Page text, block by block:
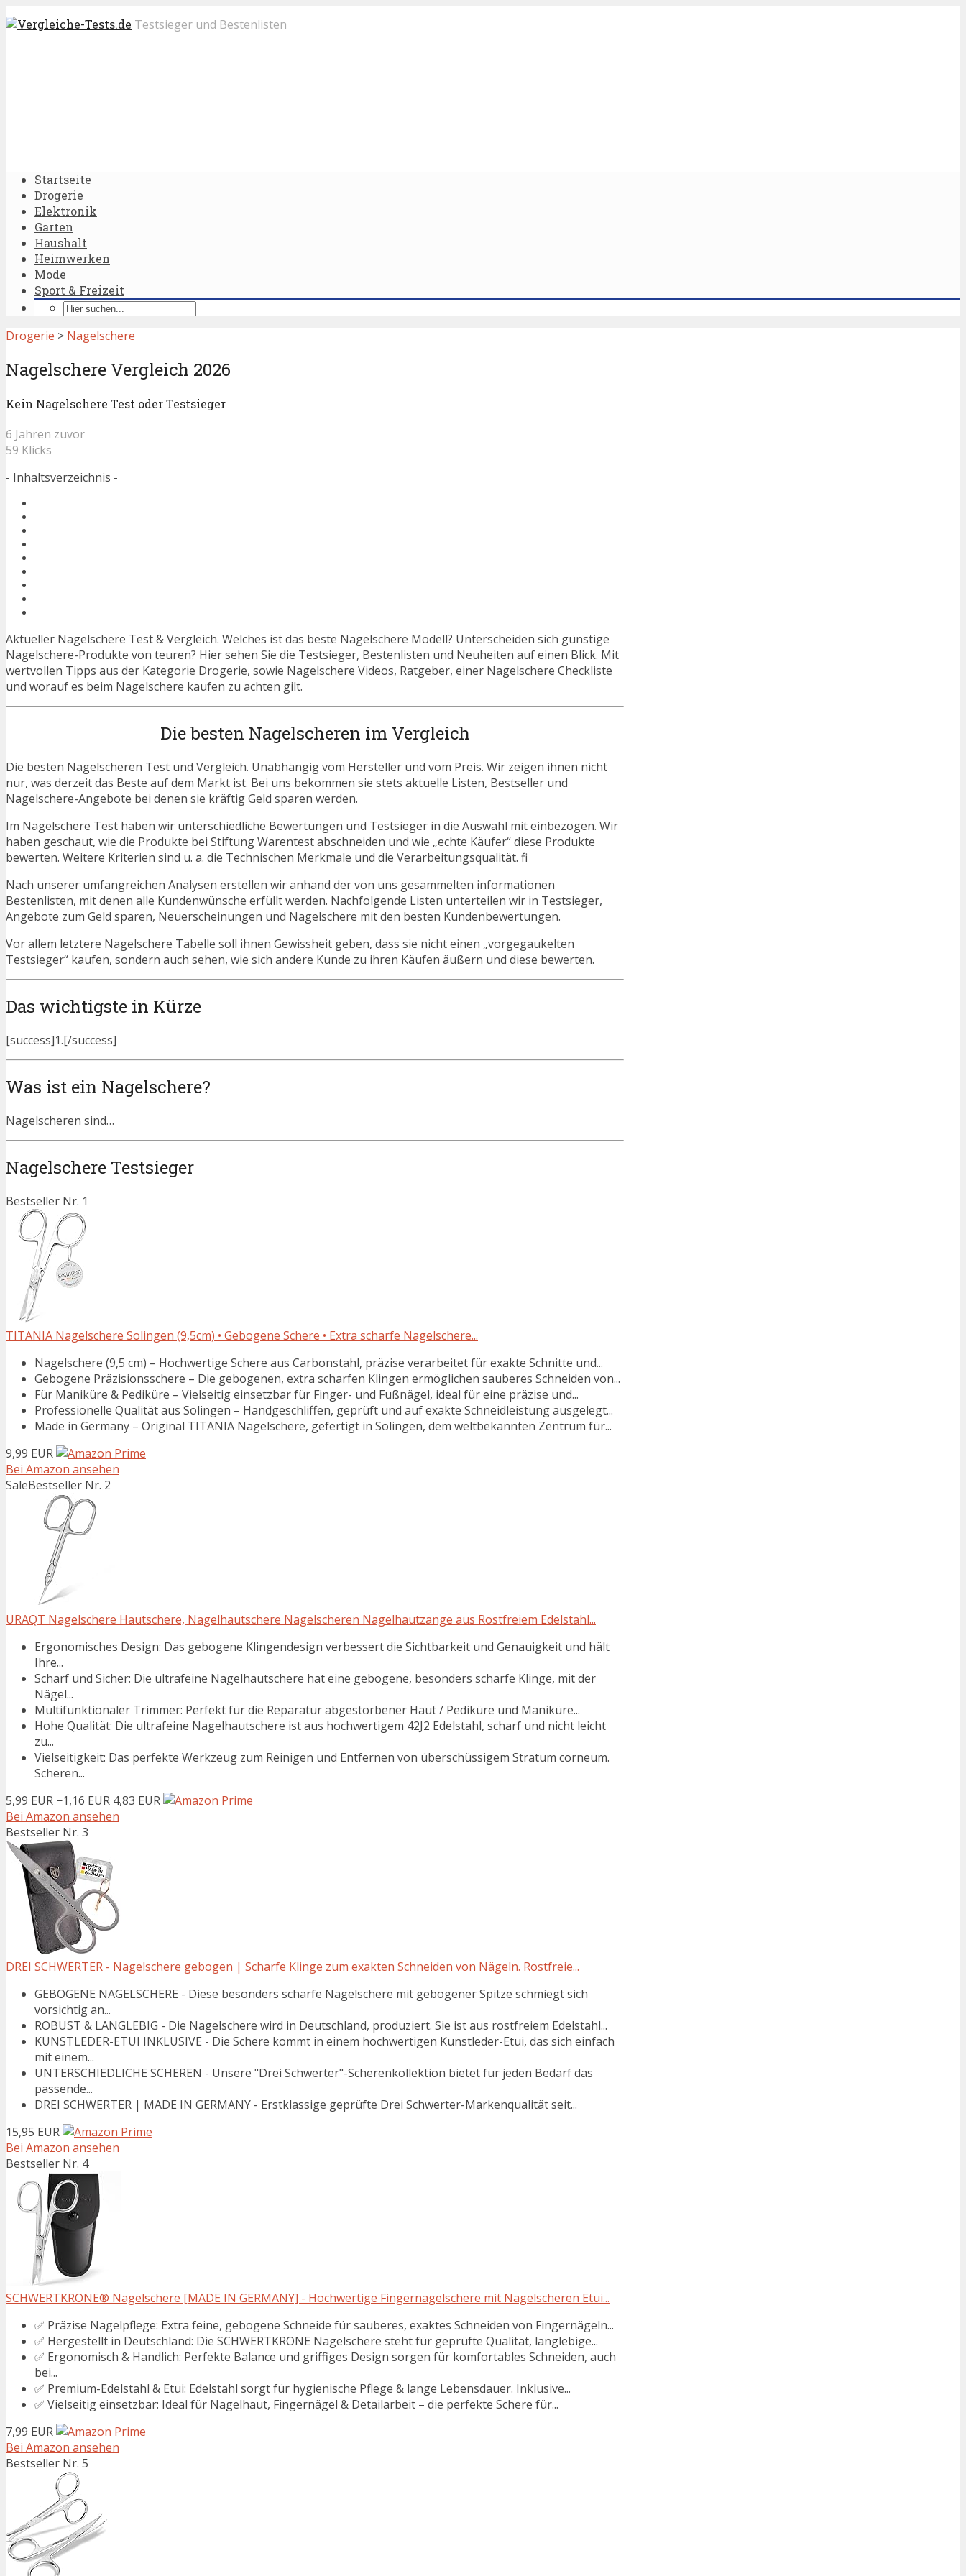
Testsieger und Bestenlisten
Startseite
Drogerie
Elektronik
Garten
Haushalt
Heimwerken
Mode
Sport & Freizeit
Drogerie > Nagelschere
Nagelschere Vergleich 2026
Kein Nagelschere Test oder Testsieger
6 Jahren zuvor
59 Klicks
- Inhaltsverzeichnis -
Aktueller Nagelschere Test & Vergleich. Welches ist das beste Nagelschere Modell? Unterscheiden sich günstige
Nagelschere-Produkte von teuren? Hier sehen Sie die Testsieger, Bestenlisten und Neuheiten auf einen Blick. Mit
wertvollen Tipps aus der Kategorie Drogerie, sowie Nagelschere Videos, Ratgeber, einer Nagelschere Checkliste
und worauf es beim Nagelschere kaufen zu achten gilt.
Die besten Nagelscheren im Vergleich
Die besten Nagelscheren Test und Vergleich. Unabhängig vom Hersteller und vom Preis. Wir zeigen ihnen nicht
nur, was derzeit das Beste auf dem Markt ist. Bei uns bekommen sie stets aktuelle Listen, Bestseller und
Nagelschere-Angebote bei denen sie kräftig Geld sparen werden.
Im Nagelschere Test haben wir unterschiedliche Bewertungen und Testsieger in die Auswahl mit einbezogen. Wir
haben geschaut, wie die Produkte bei Stiftung Warentest abschneiden und wie „echte Käufer“ diese Produkte
bewerten. Weitere Kriterien sind u. a. die Technischen Merkmale und die Verarbeitungsqualität. fi
Nach unserer umfangreichen Analysen erstellen wir anhand der von uns gesammelten informationen
Bestenlisten, mit denen alle Kundenwünsche erfüllt werden. Nachfolgende Listen unterteilen wir in Testsieger,
Angebote zum Geld sparen, Neuerscheinungen und Nagelschere mit den besten Kundenbewertungen.
Vor allem letztere Nagelschere Tabelle soll ihnen Gewissheit geben, dass sie nicht einen „vorgegaukelten
Testsieger“ kaufen, sondern auch sehen, wie sich andere Kunde zu ihren Käufen äußern und diese bewerten.
Das wichtigste in Kürze
[success]1.[/success]
Was ist ein Nagelschere?
Nagelscheren sind…
Nagelschere Testsieger
Bestseller Nr. 1
TITANIA Nagelschere Solingen (9,5cm) • Gebogene Schere • Extra scharfe Nagelschere...
Nagelschere (9,5 cm) – Hochwertige Schere aus Carbonstahl, präzise verarbeitet für exakte Schnitte und...
Gebogene Präzisionsschere – Die gebogenen, extra scharfen Klingen ermöglichen sauberes Schneiden von...
Für Maniküre & Pediküre – Vielseitig einsetzbar für Finger- und Fußnägel, ideal für eine präzise und...
Professionelle Qualität aus Solingen – Handgeschliffen, geprüft und auf exakte Schneidleistung ausgelegt...
Made in Germany – Original TITANIA Nagelschere, gefertigt in Solingen, dem weltbekannten Zentrum für...
9,99 EUR
Bei Amazon ansehen
SaleBestseller Nr. 2
URAQT Nagelschere Hautschere, Nagelhautschere Nagelscheren Nagelhautzange aus Rostfreiem Edelstahl...
Ergonomisches Design: Das gebogene Klingendesign verbessert die Sichtbarkeit und Genauigkeit und hält
Ihre...
Scharf und Sicher: Die ultrafeine Nagelhautschere hat eine gebogene, besonders scharfe Klinge, mit der
Nägel...
Multifunktionaler Trimmer: Perfekt für die Reparatur abgestorbener Haut / Pediküre und Maniküre...
Hohe Qualität: Die ultrafeine Nagelhautschere ist aus hochwertigem 42J2 Edelstahl, scharf und nicht leicht
zu...
Vielseitigkeit: Das perfekte Werkzeug zum Reinigen und Entfernen von überschüssigem Stratum corneum.
Scheren...
5,99 EUR −1,16 EUR 4,83 EUR
Bei Amazon ansehen
Bestseller Nr. 3
DREI SCHWERTER - Nagelschere gebogen | Scharfe Klinge zum exakten Schneiden von Nägeln. Rostfreie...
GEBOGENE NAGELSCHERE - Diese besonders scharfe Nagelschere mit gebogener Spitze schmiegt sich
vorsichtig an...
ROBUST & LANGLEBIG - Die Nagelschere wird in Deutschland, produziert. Sie ist aus rostfreiem Edelstahl...
KUNSTLEDER-ETUI INKLUSIVE - Die Schere kommt in einem hochwertigen Kunstleder-Etui, das sich einfach
mit einem...
UNTERSCHIEDLICHE SCHEREN - Unsere "Drei Schwerter"-Scherenkollektion bietet für jeden Bedarf das
passende...
DREI SCHWERTER | MADE IN GERMANY - Erstklassige geprüfte Drei Schwerter-Markenqualität seit...
15,95 EUR
Bei Amazon ansehen
Bestseller Nr. 4
SCHWERTKRONE® Nagelschere [MADE IN GERMANY] - Hochwertige Fingernagelschere mit Nagelscheren Etui...
✅ Präzise Nagelpflege: Extra feine, gebogene Schneide für sauberes, exaktes Schneiden von Fingernägeln...
✅ Hergestellt in Deutschland: Die SCHWERTKRONE Nagelschere steht für geprüfte Qualität, langlebige...
✅ Ergonomisch & Handlich: Perfekte Balance und griffiges Design sorgen für komfortables Schneiden, auch
bei...
✅ Premium-Edelstahl & Etui: Edelstahl sorgt für hygienische Pflege & lange Lebensdauer. Inklusive...
✅ Vielseitig einsetzbar: Ideal für Nagelhaut, Fingernägel & Detailarbeit – die perfekte Schere für...
7,99 EUR
Bei Amazon ansehen
Bestseller Nr. 5